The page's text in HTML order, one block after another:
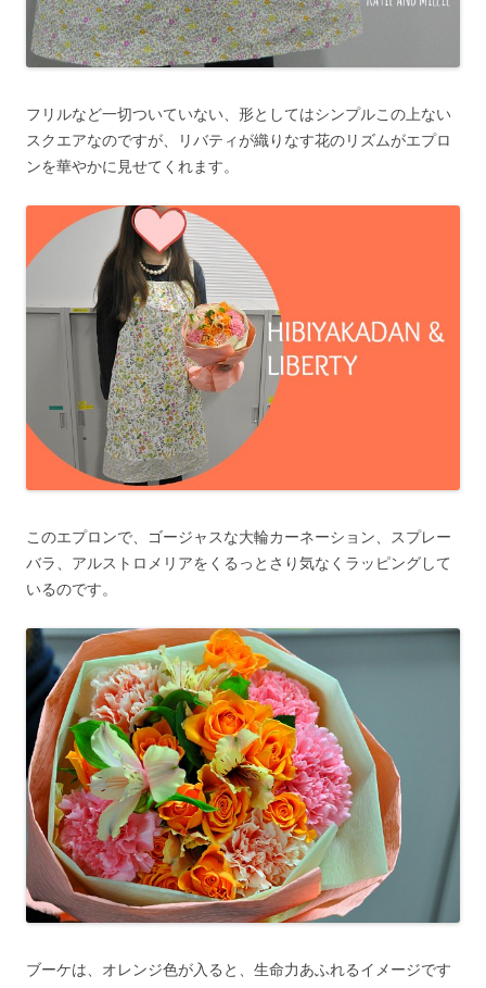
フリルなど一切ついていない、形としてはシンプルこの上ない
スクエアなのですが、リバティが織りなす花のリズムがエプロ
ンを華やかに見せてくれます。
このエプロンで、ゴージャスな大輪カーネーション、スプレー
バラ、アルストロメリアをくるっとさり気なくラッピングして
いるのです。
ブーケは、オレンジ色が入ると、生命力あふれるイメージです